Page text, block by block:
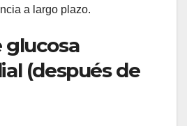
a largo plazo.
glucosa
(después de